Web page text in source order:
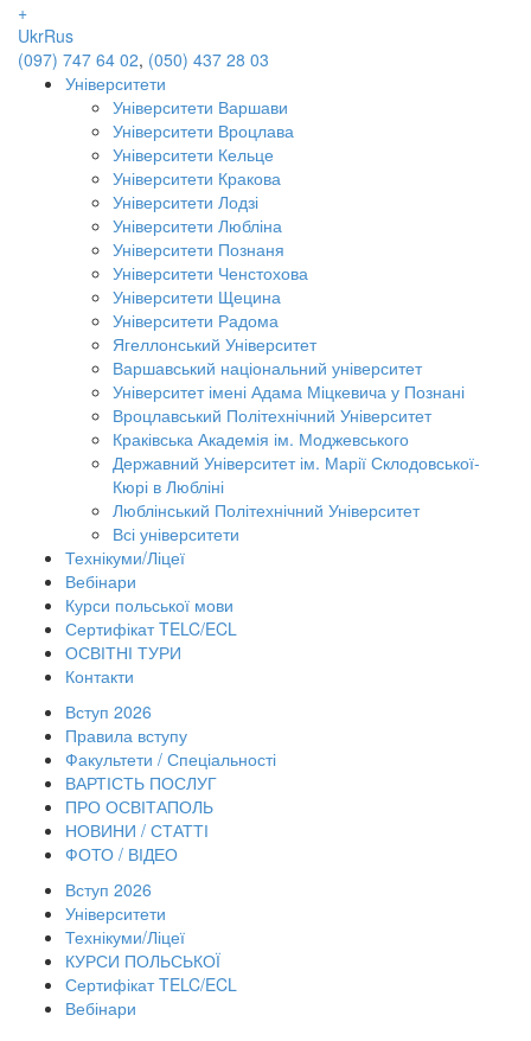
+
UkrRus
(097) 747 64 02, (050) 437 28 03
Університети
Університети Варшави
Університети Вроцлава
Університети Кельце
Університети Кракова
Університети Лодзі
Університети Любліна
Університети Познаня
Університети Ченстохова
Університети Щецина
Університети Радома
Ягеллонський Університет
Варшавський національний університет
Університет імені Адама Міцкевича у Познані
Вроцлавський Політехнічний Університет
Краківська Академія ім. Моджевського
Державний Університет ім. Марії Склодовської-
Кюрі в Любліні
Люблінський Політехнічний Університет
Всі університети
Технікуми/Ліцеї
Вебінари
Курси польської мови
Сертифікат TELC/ECL
ОСВІТНІ ТУРИ
Контакти
Вступ 2026
Правила вступу
Факультети / Спеціальності
ВАРТІСТЬ ПОСЛУГ
ПРО ОСВІТАПОЛЬ
НОВИНИ / СТАТТІ
ФОТО / ВІДЕО
Вступ 2026
Університети
Технікуми/Ліцеї
КУРСИ ПОЛЬСЬКОЇ
Сертифікат TELC/ECL
Вебінари